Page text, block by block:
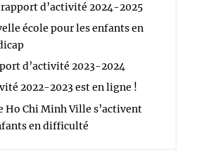
d’activité 2024-2025
école pour les enfants en
d’activité 2023-2024
2022-2023 est en ligne !
Ho Chi Minh Ville s’activent
en difficulté